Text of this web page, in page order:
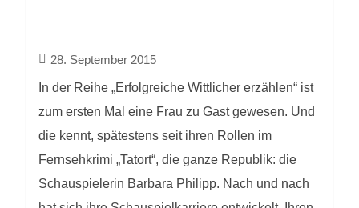
28. September 2015
In der Reihe „Erfolgreiche Wittlicher erzählen“ ist
zum ersten Mal eine Frau zu Gast gewesen. Und
die kennt, spätestens seit ihren Rollen im
Fernsehkrimi „Tatort“, die ganze Republik: die
Schauspielerin Barbara Philipp. Nach und nach